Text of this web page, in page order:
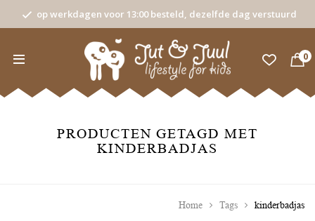
op werkdagen voor 13:00 besteld, dezelfde dag verstuurd
0
PRODUCTEN GETAGD MET
KINDERBADJAS
Home Tags kinderbadjas